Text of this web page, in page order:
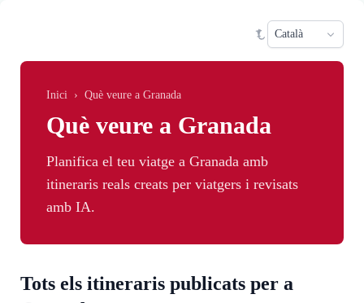
Inici › Què veure a Granada
Què veure a Granada
Planifica el teu viatge a Granada amb
itineraris reals creats per viatgers i revisats
amb IA.
Tots els itineraris publicats per a